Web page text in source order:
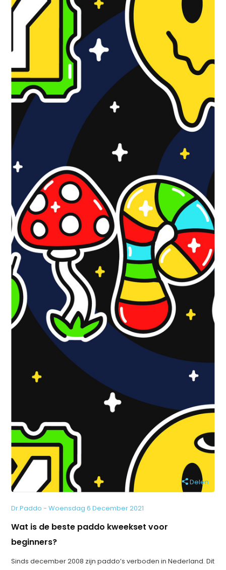
Delen
Dr.Paddo - Woensdag 6 December 2021
Wat is de beste paddo kweekset voor
beginners?
Sinds december 2008 zijn paddo’s verboden in Nederland. Dit